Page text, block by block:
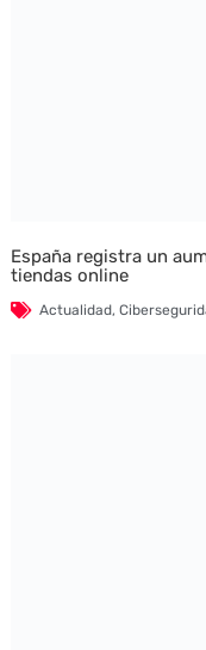
España registra un
tiendas online
Actualidad,